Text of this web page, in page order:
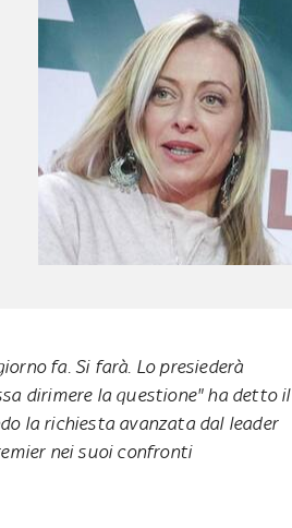
fa. Si farà. Lo presiederà
dirimere la questione" ha detto il
la richiesta avanzata dal leader
nei suoi confronti